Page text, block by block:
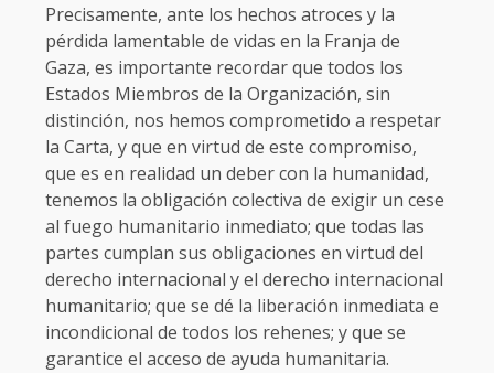
Precisamente, ante los hechos atroces y la
pérdida lamentable de vidas en la Franja de
Gaza, es importante recordar que todos los
Estados Miembros de la Organización, sin
distinción, nos hemos comprometido a respetar
la Carta, y que en virtud de este compromiso,
que es en realidad un deber con la humanidad,
tenemos la obligación colectiva de exigir un cese
al fuego humanitario inmediato; que todas las
partes cumplan sus obligaciones en virtud del
derecho internacional y el derecho internacional
humanitario; que se dé la liberación inmediata e
incondicional de todos los rehenes; y que se
garantice el acceso de ayuda humanitaria.